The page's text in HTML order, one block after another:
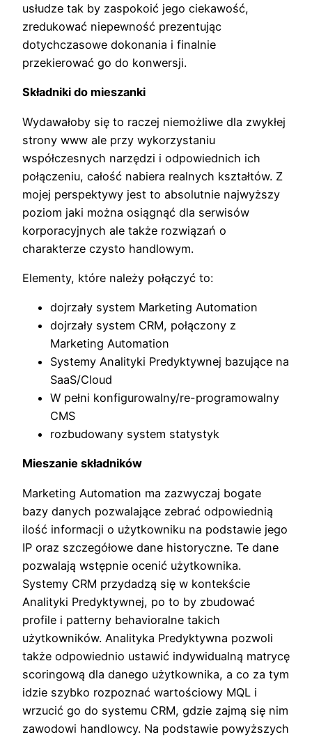
usłudze tak by zaspokoić jego ciekawość,
zredukować niepewność prezentując
dotychczasowe dokonania i finalnie
przekierować go do konwersji.
Składniki do mieszanki
Wydawałoby się to raczej niemożliwe dla zwykłej
strony www ale przy wykorzystaniu
współczesnych narzędzi i odpowiednich ich
połączeniu, całość nabiera realnych kształtów. Z
mojej perspektywy jest to absolutnie najwyższy
poziom jaki można osiągnąć dla serwisów
korporacyjnych ale także rozwiązań o
charakterze czysto handlowym.
Elementy, które należy połączyć to:
dojrzały system Marketing Automation
dojrzały system CRM, połączony z
Marketing Automation
Systemy Analityki Predyktywnej bazujące na
SaaS/Cloud
W pełni konfigurowalny/re-programowalny
CMS
rozbudowany system statystyk
Mieszanie składników
Marketing Automation ma zazwyczaj bogate
bazy danych pozwalające zebrać odpowiednią
ilość informacji o użytkowniku na podstawie jego
IP oraz szczegółowe dane historyczne. Te dane
pozwalają wstępnie ocenić użytkownika.
Systemy CRM przydadzą się w kontekście
Analityki Predyktywnej, po to by zbudować
profile i patterny behavioralne takich
użytkowników. Analityka Predyktywna pozwoli
także odpowiednio ustawić indywidualną matrycę
scoringową dla danego użytkownika, a co za tym
idzie szybko rozpoznać wartościowy MQL i
wrzucić go do systemu CRM, gdzie zajmą się nim
zawodowi handlowcy. Na podstawie powyższych